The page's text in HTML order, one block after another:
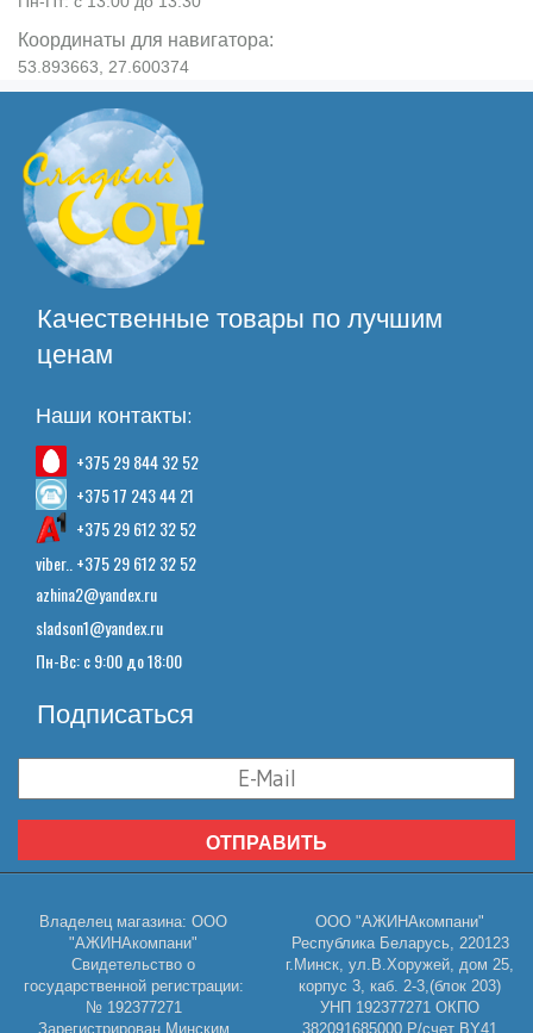
Пн-Пт: с 13:00 до 13:30
Координаты для навигатора:
53.893663, 27.600374
Качественные товары по лучшим
ценам
Наши контакты:
+375 29 844 32 52
+375 17 243 44 21
+375 29 612 32 52
viber.. +375 29 612 32 52
azhina2@yandex.ru
sladson1@yandex.ru
Пн-Вс: с 9:00 до 18:00
Подписаться
ОТПРАВИТЬ
Владелец магазина: ООО
"АЖИНАкомпани"
Свидетельство о
государственной регистрации:
№ 192377271
ООО "АЖИНАкомпани"
Республика Беларусь, 220123
г.Минск, ул.В.Хоружей, дом 25,
корпус 3, каб. 2-3,(блок 203)
УНП 192377271 ОКПО